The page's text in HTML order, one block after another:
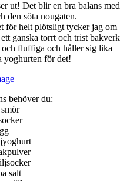
ut! Det blir en bra balans med
den söta nougaten.
för helt plötsligt tycker jag om
ganska torrt och trist bakverk
fluffiga och håller sig lika
yoghurten för det!
behöver du:
salt